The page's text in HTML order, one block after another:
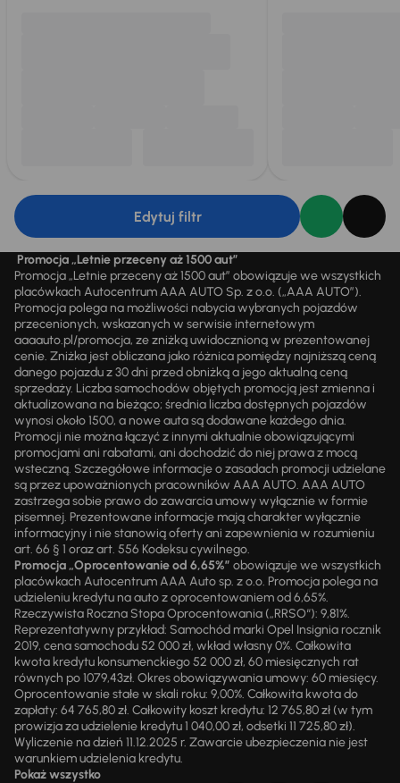
Edytuj filtr
Promocja „Letnie przeceny aż 1500 aut”
Promocja „Letnie przeceny aż 1500 aut” obowiązuje we wszystkich
placówkach Autocentrum AAA AUTO Sp. z o.o. („AAA AUTO”).
Promocja polega na możliwości nabycia wybranych pojazdów
przecenionych, wskazanych w serwisie internetowym
aaaauto.pl/promocja, ze zniżką uwidocznioną w prezentowanej
cenie. Zniżka jest obliczana jako różnica pomiędzy najniższą ceną
danego pojazdu z 30 dni przed obniżką a jego aktualną ceną
sprzedaży. Liczba samochodów objętych promocją jest zmienna i
aktualizowana na bieżąco; średnia liczba dostępnych pojazdów
wynosi około 1500, a nowe auta są dodawane każdego dnia.
Promocji nie można łączyć z innymi aktualnie obowiązującymi
promocjami ani rabatami, ani dochodzić do niej prawa z mocą
wsteczną. Szczegółowe informacje o zasadach promocji udzielane
są przez upoważnionych pracowników AAA AUTO. AAA AUTO
zastrzega sobie prawo do zawarcia umowy wyłącznie w formie
pisemnej. Prezentowane informacje mają charakter wyłącznie
informacyjny i nie stanowią oferty ani zapewnienia w rozumieniu
art. 66 § 1 oraz art. 556 Kodeksu cywilnego.
Promocja „Oprocentowanie od 6,65%” obowiązuje we wszystkich
placówkach Autocentrum AAA Auto sp. z o.o. Promocja polega na
udzieleniu kredytu na auto z oprocentowaniem od 6,65%.
Rzeczywista Roczna Stopa Oprocentowania („RRSO“): 9,81%.
Reprezentatywny przykład: Samochód marki Opel Insignia rocznik
2019, cena samochodu 52 000 zł, wkład własny 0%. Całkowita
kwota kredytu konsumenckiego 52 000 zł, 60 miesięcznych rat
równych po 1079,43zł. Okres obowiązywania umowy: 60 miesięcy.
Oprocentowanie stałe w skali roku: 9,00%. Całkowita kwota do
zapłaty: 64 765,80 zł. Całkowity koszt kredytu: 12 765,80 zł (w tym
prowizja za udzielenie kredytu 1 040,00 zł, odsetki 11 725,80 zł).
Wyliczenie na dzień 11.12.2025 r. Zawarcie ubezpieczenia nie jest
warunkiem udzielenia kredytu.
Pokaż wszystko